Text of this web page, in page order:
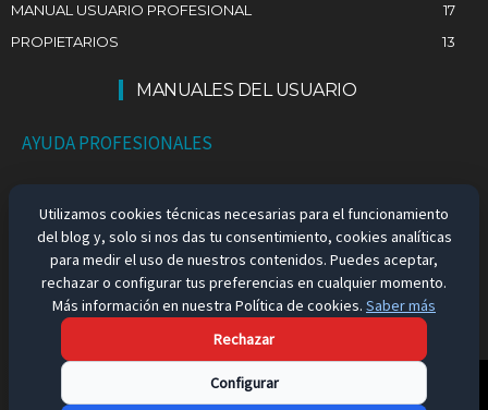
MANUAL USUARIO PROFESIONAL
17
PROPIETARIOS
13
MANUALES DEL USUARIO
AYUDA PROFESIONALES
EMPLEO EN ESPAÑA
Aviso Legal
Utilizamos cookies técnicas necesarias para el funcionamiento
del blog y, solo si nos das tu consentimiento, cookies analíticas
para medir el uso de nuestros contenidos. Puedes aceptar,
rechazar o configurar tus preferencias en cualquier momento.
Más información en nuestra Política de cookies. Saber más
Rechazar
Configurar